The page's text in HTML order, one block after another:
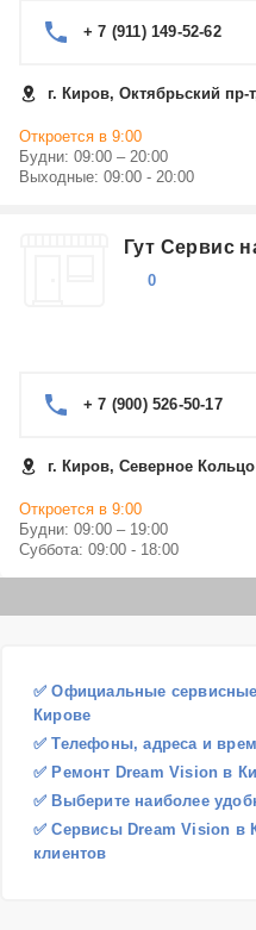
+ 7 (911) 149-52-62
г. Киров, Октябрьский пр-
Откроется в 9:00
Будни: 09:00 – 20:00
Выходные: 09:00 - 20:00
Гут Сервис
0
+ 7 (900) 526-50-17
г. Киров, Северное
Откроется в 9:00
Будни: 09:00 – 19:00
Суббота: 09:00 - 18:00
✅ Официальные
Кирове
✅ Телефоны, адреса и
✅ Ремонт Dream Vision в
✅ Выберите наиболее
✅ Сервисы Dream Vision в
клиентов